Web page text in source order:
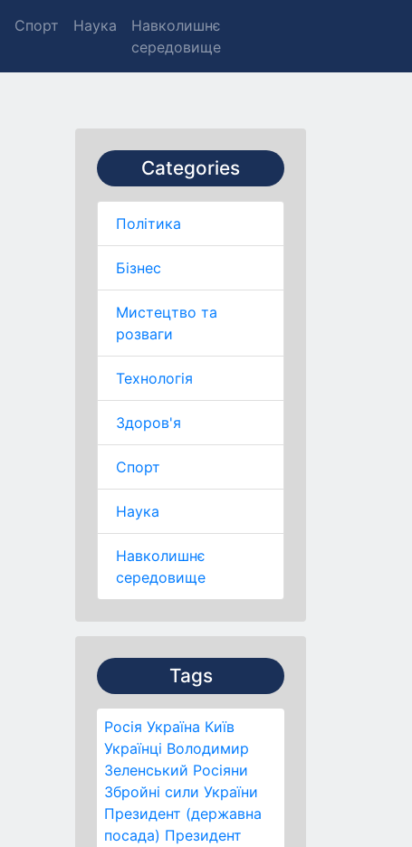
Спорт Наука
Навколишнє
середовище
Categories
Політика
Бізнес
Мистецтво та
розваги
Технологія
Здоров'я
Спорт
Наука
Навколишнє
середовище
Tags
Росія Україна Київ
Українці Володимир
Зеленський Росіяни
Збройні сили України
Президент (державна
посада) Президент